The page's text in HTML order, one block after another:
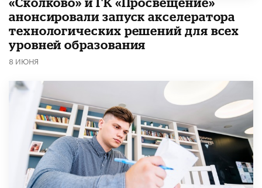
анонсировали запуск акселератора
технологических решений для всех
уровней образования
8 ИЮНЯ